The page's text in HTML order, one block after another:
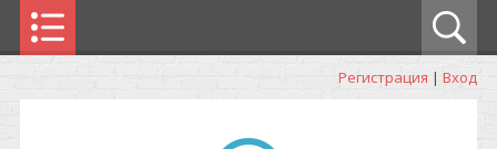
Регистрация | Вход